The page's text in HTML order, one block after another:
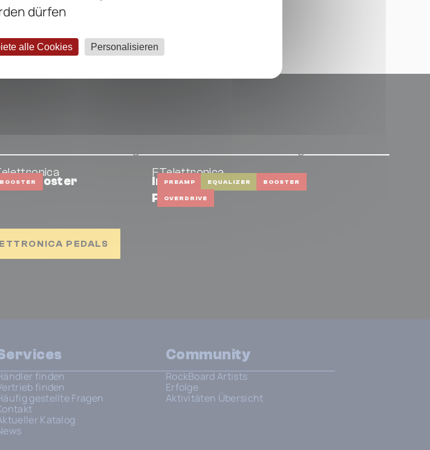
dürfen
alle Cookies Personalisieren
BOOSTERBooster PREAMP EQUALIZER BOOSTER
OVERDRIVE
FTelettronica
Instrument Voicing
Preamp
PEDALS
finden
finden
gestellte Fragen
Katalog
Community
RockBoard Artists
Erfolge
Aktivitäten Übersicht